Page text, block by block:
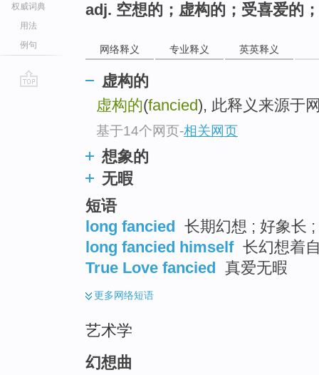
权威词典
用法
例句
adj. 空想的；虚构的；受喜爱的
网络释义 专业释义 英英释义
虚构的
虚构的(fancied), 此释义来源于
基于14个网页-相关网页
想象的
无暇
短语
long fancied
长期幻想 ; 好象长
long fancied himself 长幻想着
True Love fancied
真爱无暇
更多网络短语
艺术学
幻想曲